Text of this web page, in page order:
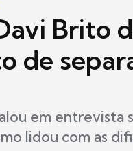
Brito
de
em entrevista
lidou com as